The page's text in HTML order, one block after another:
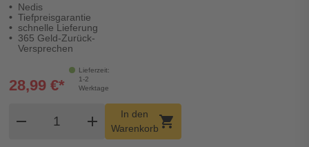
Nedis
Tiefpreisgarantie
schnelle Lieferung
365 Geld-Zurück-
Versprechen
Lieferzeit:
1-2
Werktage
28,99 €*
remove
Produkt Warenkorb Menge
add
In den
Warenkorbshopping_cart